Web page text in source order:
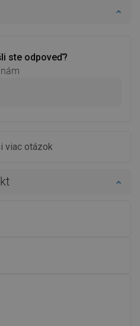
ste odpoveď?
viac otázok